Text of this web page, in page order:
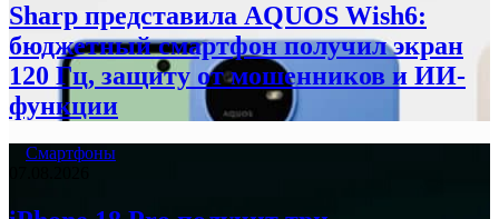
Sharp представила AQUOS Wish6:
бюджетный смартфон получил экран
120 Гц, защиту от мошенников и ИИ-
функции
Смартфоны